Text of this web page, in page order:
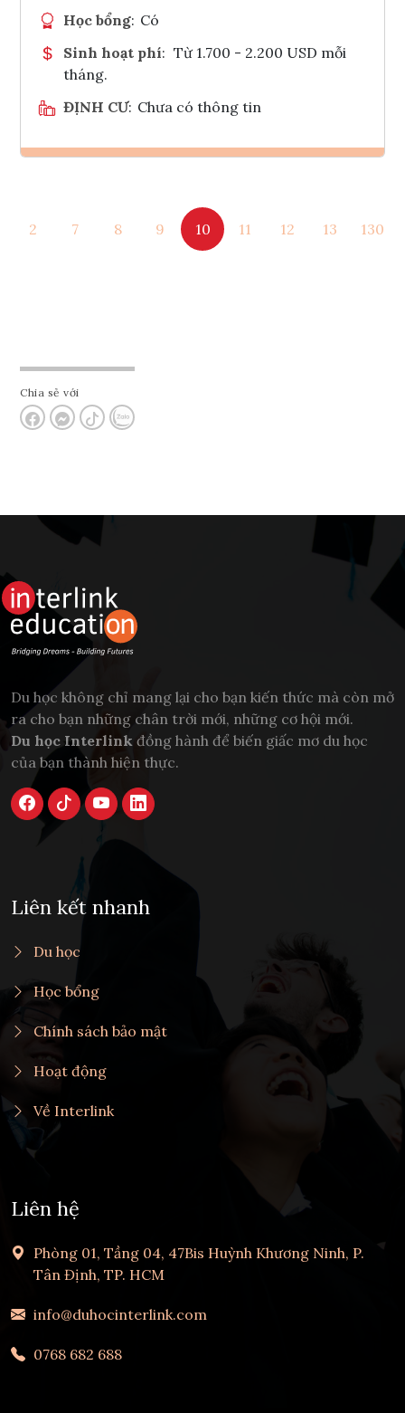
Học bổng: Có
Sinh hoạt phí: Từ 1.700 - 2.200 USD mỗi
tháng.
ĐỊNH CƯ: Chưa có thông tin
Tham vấn Interlink
2 7 8 9 10 11 12 13 130
Chia sẻ với
Du học không chỉ mang lại cho bạn kiến thức mà còn mở
ra cho bạn những chân trời mới, những cơ hội mới.
Du học Interlink đồng hành để biến giấc mơ du học
của bạn thành hiện thực.
Liên kết nhanh
Du học
Học bổng
Chính sách bảo mật
Hoạt động
Về Interlink
Liên hệ
Phòng 01, Tầng 04, 47Bis Huỳnh Khương Ninh, P.
Tân Định, TP. HCM
info@duhocinterlink.com
0768 682 688